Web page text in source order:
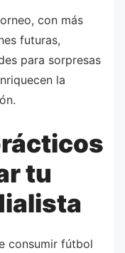
con más
futuras,
para sorpresas
la
tu
consumir fútbol